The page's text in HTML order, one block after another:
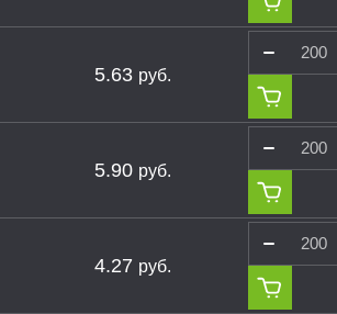
5.63 руб.
5.90 руб.
4.27 руб.